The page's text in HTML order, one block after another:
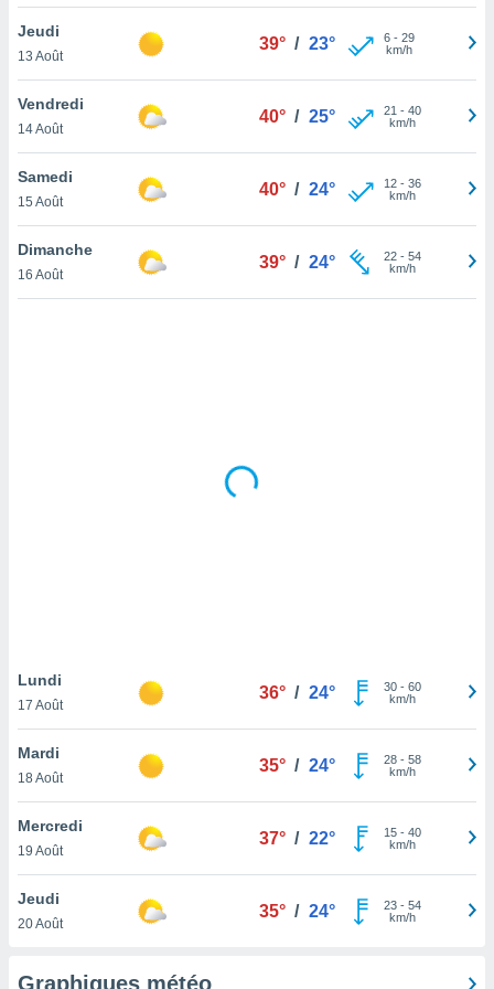
votre
à
en
le
notre
que
et que
Jeudi
13 Août
39° / 23° 6- 29
km/h
Vendredi
14 Août
40° / 25° 21 - 40
km/h
Samedi
15 Août
40° / 24° 12- 36
km/h
Dimanche
16 Août
39° / 24° 22- 54
km/h
Lundi
17 Août
36° / 24° 30- 60
km/h
Mardi
18 Août
35° / 24° 28- 58
km/h
Mercredi
19 Août
37° / 22° 15- 40
km/h
Jeudi
20 Août
35° / 24° 23- 54
km/h
Graphiques météo